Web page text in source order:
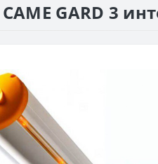
GARD 3